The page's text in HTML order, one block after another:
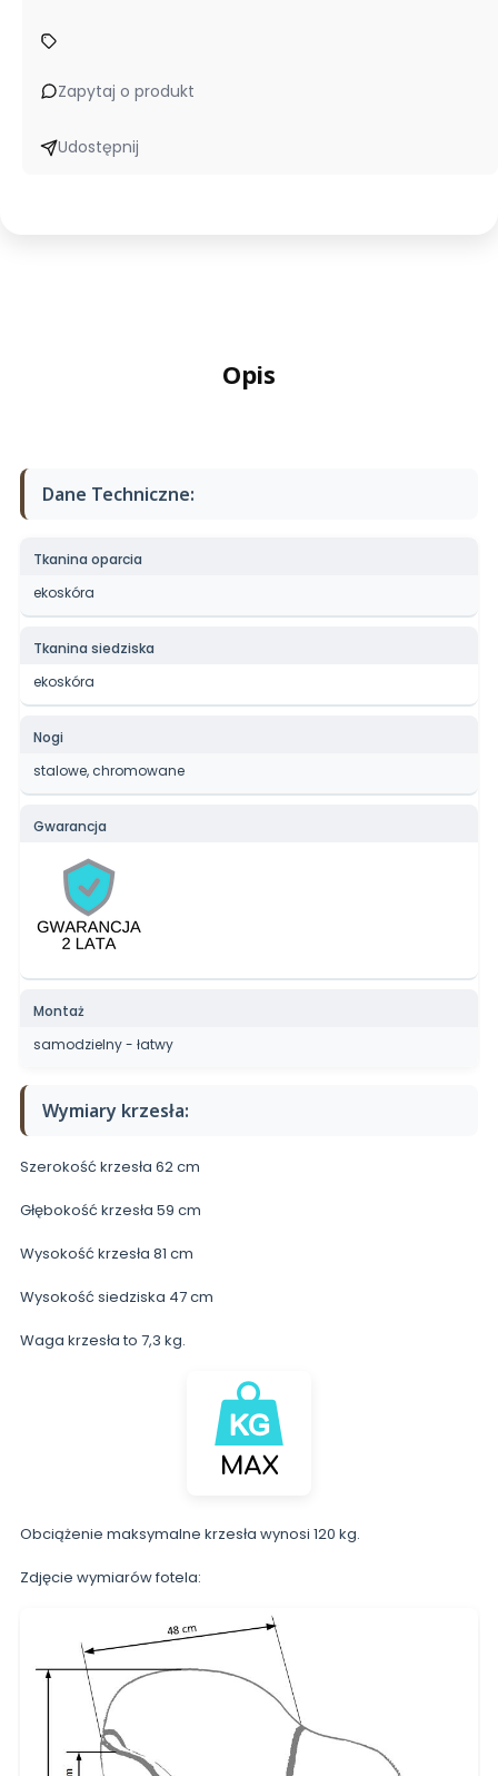
Zapytaj o produkt
Udostępnij
Opis
Dane Techniczne:
Tkanina oparcia
ekoskóra
Tkanina siedziska
ekoskóra
Nogi
stalowe, chromowane
Gwarancja
Montaż
samodzielny - łatwy
Wymiary krzesła:
Szerokość krzesła 62 cm
Głębokość krzesła 59 cm
Wysokość krzesła 81 cm
Wysokość siedziska 47 cm
Waga krzesła to 7,3 kg.
Obciążenie maksymalne krzesła wynosi 120 kg.
Zdjęcie wymiarów fotela: